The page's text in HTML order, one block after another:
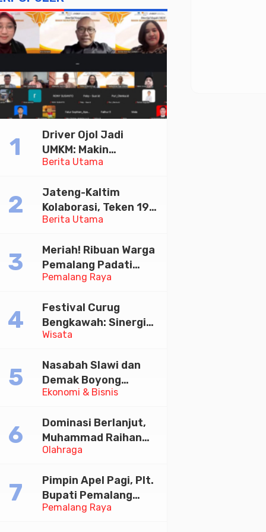
Berita Utama
Driver Ojol Jadi
UMKM: Makin
Sejahtera atau
Diskusi Paramadina
Berita Utama
Jateng-Kaltim
Kolaborasi, Teken 19
Kerja Sama Ekonomi
Pemalang Raya
Meriah! Ribuan Warga
Pemalang Padati
Kirab Festival Kamir
Wisata
Festival Curug
Bengkawah: Sinergi
Desa Sikasur dan
Memajukan Wisata
serta UMKM Lokal
Ekonomi & Bisnis
Nasabah Slawi dan
Demak Boyong
Toyota Innova Zenix
Tabungan Bima Bank
Jateng
Olahraga
Dominasi Berlanjut,
Muhammad Raihan
Fadila Sabet Emas
Taekwondo Indonesia
Open 2026
Pemalang Raya
Pimpin Apel Pagi, Plt.
Bupati Pemalang
Tekankan Disiplin dan